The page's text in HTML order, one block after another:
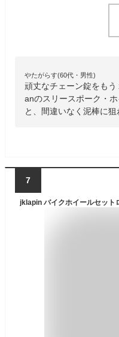
やたがらす(60代・男性)
頑丈なチェーン錠をも
anのスリースポーク・
と、間違いなく泥棒に狙
7